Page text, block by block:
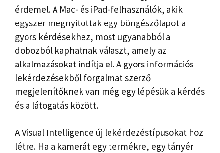
érdemel. A Mac- és iPad-felhasználók, akik
egyszer megnyitottak egy böngészőlapot a
gyors kérdésekhez, most ugyanabból a
dobozból kaphatnak választ, amely az
alkalmazásokat indítja el. A gyors információs
lekérdezésekből forgalmat szerző
megjelenítőknek van még egy lépésük a kérdés
és a látogatás között.
A Visual Intelligence új lekérdezéstípusokat hoz
létre. Ha a kamerát egy termékre, egy tányér